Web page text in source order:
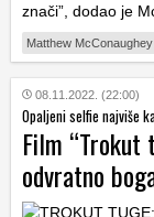
znači”, dodao je
Matthew McConaughey
08.11.2022. (22:00)
Opaljeni selfie najviše
Film “Trokut
odvratno